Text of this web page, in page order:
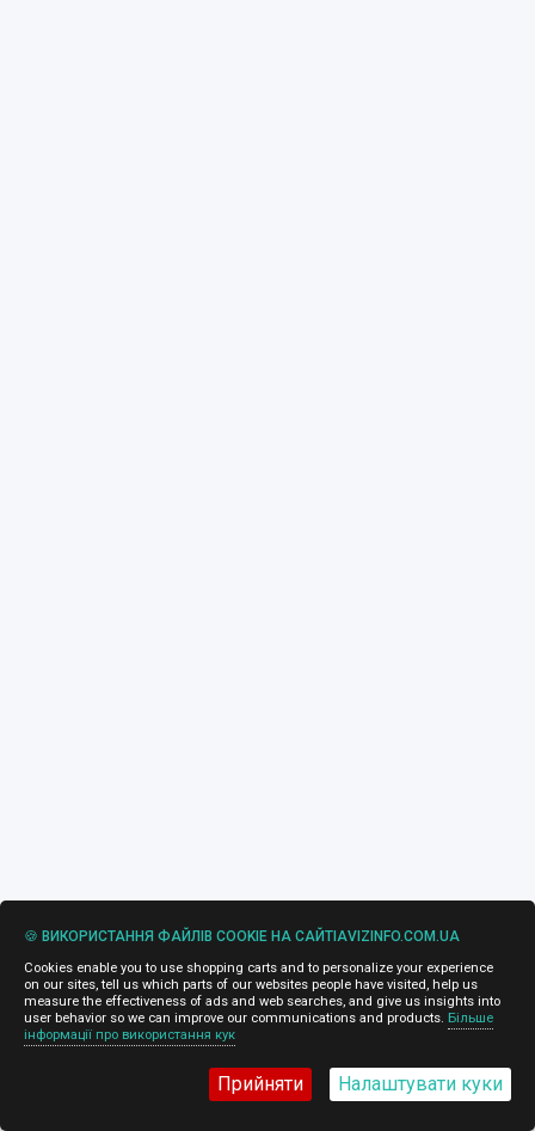
🍪 ВИКОРИСТАННЯ ФАЙЛІВ COOKIE НА САЙТІAVIZINFO.COM.UA
Cookies enable you to use shopping carts and to personalize your experience
on our sites, tell us which parts of our websites people have visited, help us
measure the effectiveness of ads and web searches, and give us insights into
user behavior so we can improve our communications and products. Більше
інформації про використання кук
Прийняти Налаштувати куки